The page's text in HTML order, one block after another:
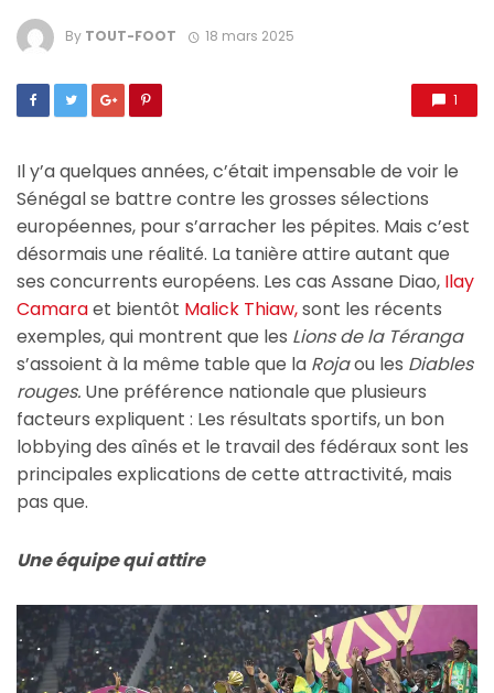
By TOUT-FOOT 18 mars 2025
1
Il y’a quelques années, c’était impensable de voir le
Sénégal se battre contre les grosses sélections
européennes, pour s’arracher les pépites. Mais c’est
désormais une réalité. La tanière attire autant que
ses concurrents européens. Les cas Assane Diao, Ilay
Camaraet bientôt Malick Thiaw,sont les récents
exemples, qui montrent que les Lions de la Téranga
s’assoient à la même table que la Rojaou les Diables
rouges. Une préférence nationale que plusieurs
facteurs expliquent : Les résultats sportifs, un bon
lobbying des aînés et le travail des fédéraux sont les
principales explications de cette attractivité, mais
pas que.
Une équipe qui attire